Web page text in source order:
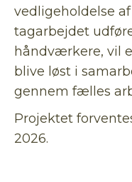
vedligeholdelse
tagarbejdet
håndværkere, vil
blive løst i
gennem fælles
Projektet
2026.